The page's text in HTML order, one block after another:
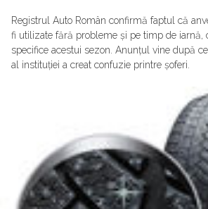
Registrul Auto Român confirmă faptul că
fi utilizate fără probleme și pe timp de iarnă,
specifice acestui sezon. Anunțul vine după
al instituției a creat confuzie printre șoferi.